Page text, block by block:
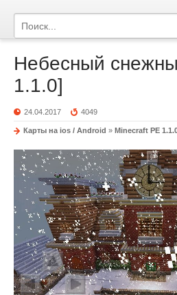
Небесный
1.1.0]
24.04.2017 4049
Карты на ios / Android » Minecraft PE